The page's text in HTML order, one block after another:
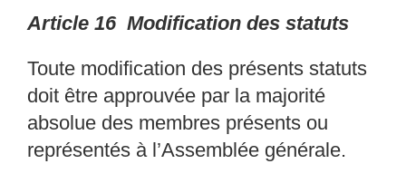
Article 16 Modification des statuts
Toute modification des présents statuts
doit être approuvée par la majorité
absolue des membres présents ou
représentés à l’Assemblée générale.